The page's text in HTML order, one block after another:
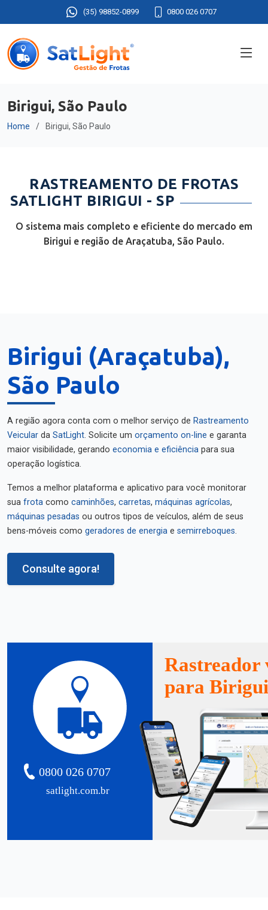
(35) 98852-0899 0800 026 0707
Birigui, São Paulo
Home Birigui, São Paulo
RASTREAMENTO DE FROTAS
SATLIGHT BIRIGUI - SP
O sistema mais completo e eficiente do mercado em
Birigui e região de Araçatuba, São Paulo.
Birigui (Araçatuba),
São Paulo
A região agora conta com o melhor serviço de Rastreamento
Veicular da SatLight. Solicite um orçamento on-line e garanta
maior visibilidade, gerando economia e eficiência para sua
operação logística.
Temos a melhor plataforma e aplicativo para você monitorar
sua frota como caminhões, carretas, máquinas agrícolas,
máquinas pesadas ou outros tipos de veículos, além de seus
bens-móveis como geradores de energia e semirreboques.
Consulte agora!
satlight.com.br
0800 026 0707
Rastreador
para